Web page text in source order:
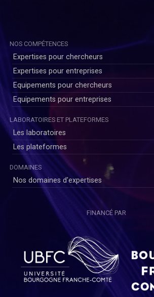
NOS COMPÉTENCES
Expertises pour chercheurs
Expertises pour entreprises
Equipements pour chercheurs
Equipements pour entreprises
LABORATOIRES ET PLATEFORMES
Les laboratoires
Les plateformes
DOMAINES
Nos domaines d'expertises
FINANCÉ PAR